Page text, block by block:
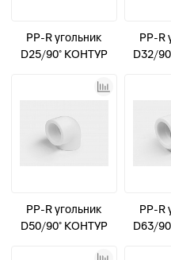
PP-R угольник
D25/90° КОНТУР
PP-R
D32/
PP-R угольник
D50/90° КОНТУР
PP-R
D63/